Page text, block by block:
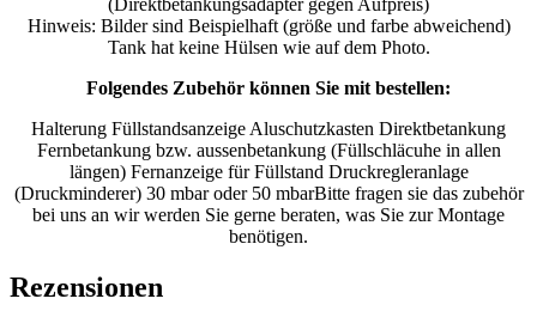
Hinweis: Bilder sind Beispielhaft (größe und farbe abweichend)
Tank hat keine Hülsen wie auf dem Photo.
Folgendes Zubehör können Sie mit bestellen:
Halterung Füllstandsanzeige Aluschutzkasten Direktbetankung
Fernbetankung bzw. aussenbetankung (Füllschläcuhe in allen
längen) Fernanzeige für Füllstand Druckregleranlage
(Druckminderer) 30 mbar oder 50 mbarBitte fragen sie das zubehör
bei uns an wir werden Sie gerne beraten, was Sie zur Montage
benötigen.
Rezensionen